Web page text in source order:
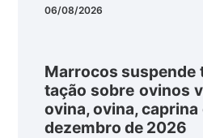
06/08/2026
Marrocos suspende
tação sobre ovinos
ovina, ovina, caprina
dezembro de 2026